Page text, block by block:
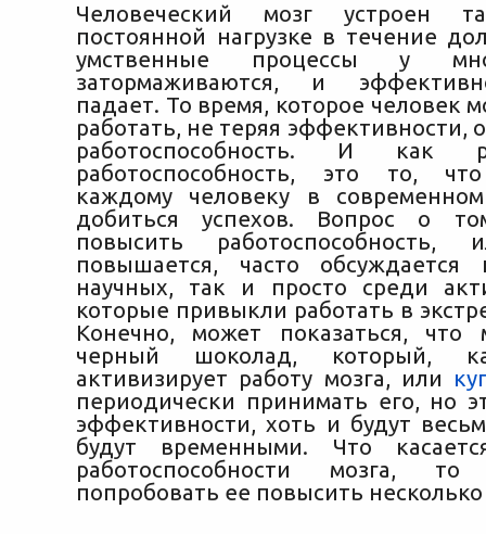
Человеческий мозг устроен
постоянной нагрузке в течение
умственные процессы у
затормаживаются, и
падает. То время, которое человек
работать, не теряя эффективности,
работоспособность. И как
работоспособность, это то,
каждому человеку в
добиться успехов. Вопрос о
повысить
повышается, часто
научных, так и просто среди
которые привыкли работать в
Конечно, может показаться, что
черный шоколад, который,
активизирует работу мозга, или
периодически принимать его, но
эффективности, хоть и будут
будут временными. Что
работоспособности мозга,
попробовать ее повысить